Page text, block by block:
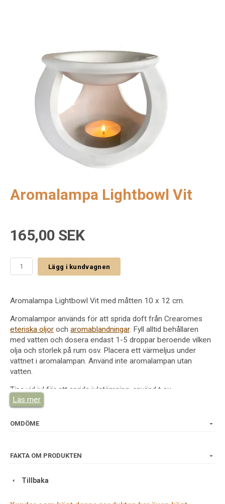
Aromalampa Lightbowl Vit
165,00 SEK
Lägg i kundvagnen
Aromalampa Lightbowl Vit med måtten 10 x 12 cm.
Aromalampor används för att sprida doft från Crearomes
eteriska oljor och aromablandningar. Fyll alltid behållaren
med vatten och dosera endast 1-5 droppar beroende vilken
olja och storlek på rum osv. Placera ett värmeljus under
vattnet i aromalampan. Använd inte aromalampan utan
vatten.
Tips vid jul för att sprida julstämning, använd t ex
aromablandning
Vid avslappning använd t ex
John Blund
På toalettCool and CleanochCitrus FrisksamtCitrongräs.
Läs mer
OMDÖME
FAKTA OM PRODUKTEN
Tillbaka